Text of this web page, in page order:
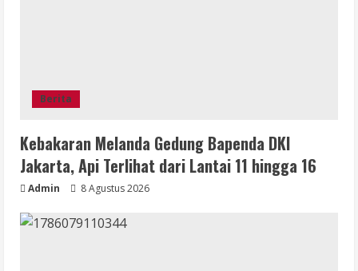
Berita
Kebakaran Melanda Gedung Bapenda DKI
Jakarta, Api Terlihat dari Lantai 11 hingga 16
Admin 8 Agustus 2026